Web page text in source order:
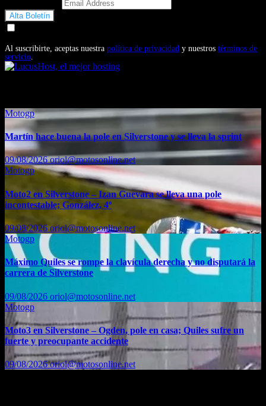
Al suscribirte, aceptas nuestra política de privacidad y nuestros términos de
servicio.
Motogp
Martín hace buena la pole en Silverstone y se lleva la sprint
09/08/2026oriol@motosonline.net
Motogp
Moto2 en Silverstone – Izan Guevara se lleva una pole
incontestable; González, 4º
09/08/2026 oriol@motosonline.net
Motogp
Máximo Quiles se rompe la clavícula derecha y no disputará la
carrera de Silverstone
09/08/2026 oriol@motosonline.net
Motogp
Moto3 en Silverstone – Ogden, pole en casa; Quiles sufre un
fuerte y preocupante accidente
09/08/2026oriol@motosonline.net